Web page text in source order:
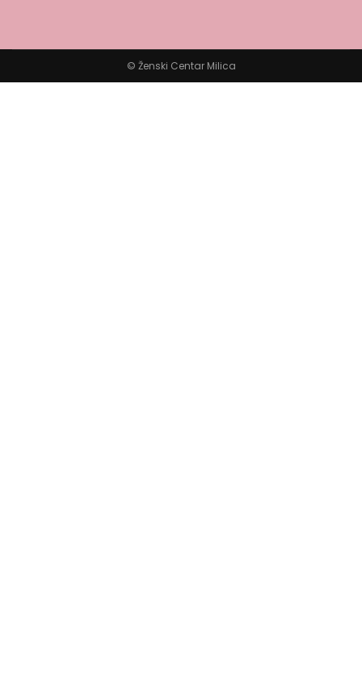
© Ženski Centar Milica